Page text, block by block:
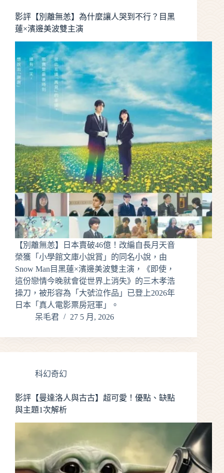
影評【別離無恙】為什麼讓人哭到不行？目黑
蓮×濱邊美波雙主演
【別離無恙】日本賣破46億！改編自長月天音
榮獲「小學館文庫小說賞」的同名小說，由
Snow Man目黑蓮×濱邊美波雙主演，《即使，
這份戀情今晚就會從世界上消失》的三木孝浩
操刀，被形容為「大號泣作品」已登上2026年
日本「真人電影票房冠軍」。
呆毛君
27 5 月, 2026
科幻奇幻
影評【曼達洛人與古古】超可愛！優點、缺點
與主題1次解析